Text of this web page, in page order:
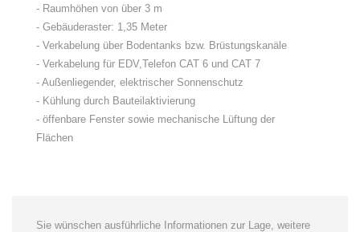
- Raumhöhen von über 3 m
- Gebäuderaster: 1,35 Meter
- Verkabelung über Bodentanks bzw. Brüstungskanäle
- Verkabelung für EDV,Telefon CAT 6 und CAT 7
- Außenliegender, elektrischer Sonnenschutz
- Kühlung durch Bauteilaktivierung
- öffenbare Fenster sowie mechanische Lüftung der
Flächen
Sie wünschen ausführliche Informationen zur Lage, weitere